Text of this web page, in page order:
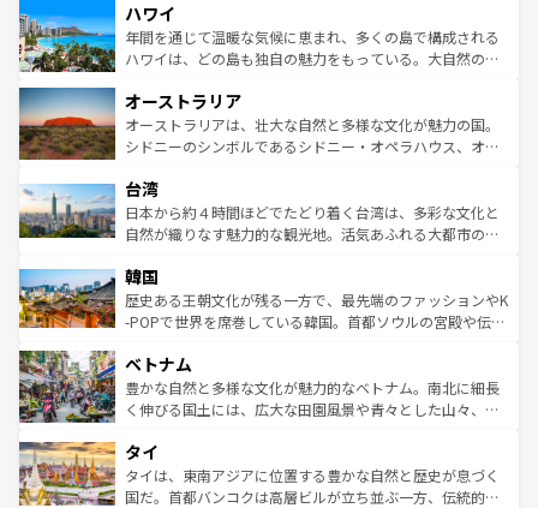
ば市内交通費無料で観光を楽しむこともできる。 なお、新
着のスイス情報はコンテンツ一覧 を参照してほしい。
のような巨大都市は、観光、ショッピング、エンターテイ
ンメントが詰まった刺激的なスポットだ。一方、アメリカ
西部には大自然が広がり、グランドキャニオンやイエロー
部のニューオーリンズでは、音楽と美食が融合した独特の
文化が魅力。旅行者はアメリカの各地域で異なる魅力を楽
しみながら、その多様性と豊かな歴史を感じることができ
ならではの贅沢な旅のスタイルだ。 なお、新着のアメリカ
情報はコンテンツ一覧を参照してほしい。
ハワイ
年間を通じて温暖な気候に恵まれ、多くの島で構成される
ハワイは、どの島も独自の魅力をもっている。大自然の神
ワイ島は見逃せない。また、定番の観光地といえばオアフ
島だが、静かな自然を求めるならマウイ島やカウアイ島が
おすすめ。エメラルドグリーンに輝く海をはじめ、豊かな
れるおもてなしの心で訪れる人々を迎えてくれるハワイの
人々、おいしいローカルフードやハワイアンミュージッ
ク、伝統的なフラダンスなど、すべてがハワイの魅力を彩
ワイを、存分に味わってほしい。 なお、新着のハワイ情報
はコンテンツ一覧を参照してほしい。
オーストラリア
オーストラリアは、壮大な自然と多様な文化が魅力の国。
シドニーのシンボルであるシドニー・オペラハウス、オー
リアリーフや大陸中央部にそびえるウルル（エアーズロッ
ク）、タスマニアの美しい原生林やケアンズの熱帯雨林な
ど、見どころがたくさん。また、カフェやワイン、オージ
いる。アクティビティも充実しており、サーフィンやダイ
ビング、ハイキングなど、アウトドア好きにはたまらな
い。オーストラリアの多彩な魅力を存分に味わいつくそ
参照してほしい。
台湾
日本から約４時間ほどでたどり着く台湾は、多彩な文化と
自然が織りなす魅力的な観光地。活気あふれる大都市の台
ン）、静ひつな山岳地帯である台湾東部など、都市の喧騒
と山間の静けさが共存しており、訪れる人に新しい発見と
驚きをもたらしてくれる。また、奥深い台湾の食文化も魅
容にもいいと評判のスイーツなど、バラエティ豊かな料理
が味わえる。 なお、新着の台湾情報は コンテンツ一覧を参
照してほしい。
韓国
歴史ある王朝文化が残る一方で、最先端のファッションやK
-POPで世界を席巻している韓国。首都ソウルの宮殿や伝統
き、地方に足を延ばせば四季折々の自然美を楽しむことが
できる。そして、キムチや焼肉、絶品のストリートフード
まで、さまざまな韓国料理が待っている。夜には、韓国な
リティに包まれながら、韓国の多彩な魅力を心ゆくまで味
わってみてほしい。 なお、新着の韓国情報はコンテンツ一
覧を参照してほしい。
ベトナム
豊かな自然と多様な文化が魅力的なベトナム。南北に細長
く伸びる国土には、広大な田園風景や青々とした山々、世
急速な発展と共に伝統が息づく。ハノイの古い町並みやホ
ーチミン市のフランス統治時代の建物も、独特の雰囲気を
醸し出している。また、バラエティの豊かさとおいしさで
タイ
タイは、東南アジアに位置する豊かな自然と歴史が息づく
国だ。首都バンコクは高層ビルが立ち並ぶ一方、伝統的な